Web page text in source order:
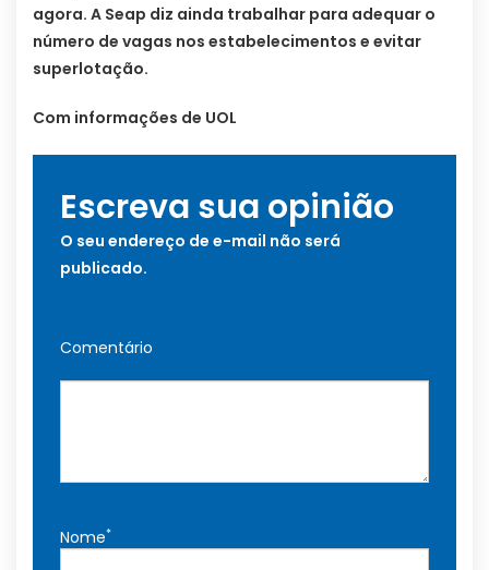
agora. A Seap diz ainda trabalhar para adequar o
número de vagas nos estabelecimentos e evitar
superlotação.
Com informações de UOL
Escreva sua opinião
O seu endereço de e-mail não será
publicado.
Comentário
Nome*